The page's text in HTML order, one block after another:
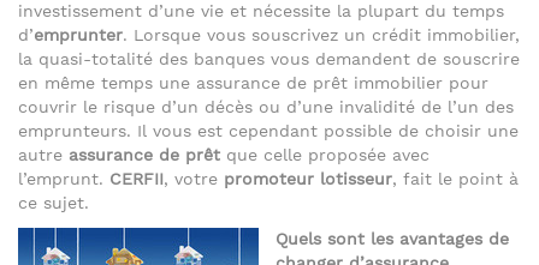
investissement d’une vie et nécessite la plupart du temps
d’emprunter. Lorsque vous souscrivez un crédit immobilier,
la quasi-totalité des banques vous demandent de souscrire
en même temps une assurance de prêt immobilier pour
couvrir le risque d’un décès ou d’une invalidité de l’un des
emprunteurs. Il vous est cependant possible de choisir une
autre assurance de prêt que celle proposée avec
l’emprunt. CERFII, votre promoteur lotisseur, fait le point à
ce sujet.
Quels sont les avantages de